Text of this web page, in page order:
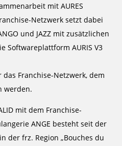
mit AURES
Netzwerk setzt dabei
und JAZZ mit zusätzlichen
Softwareplattform AURIS V3
Franchise-Netzwerk, dem
werden.
mit dem Franchise-
ANGE besteht seit der
der frz. Region „Bouches du